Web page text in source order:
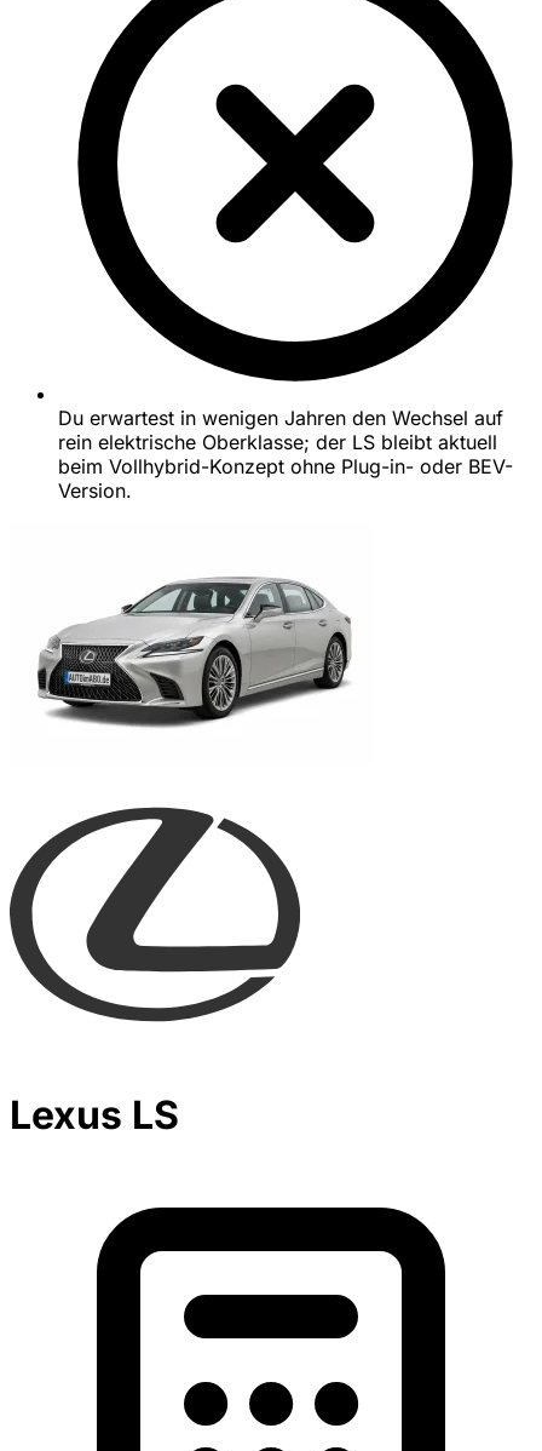
Du erwartest in wenigen Jahren den Wechsel auf
rein elektrische Oberklasse; der LS bleibt aktuell
beim Vollhybrid-Konzept ohne Plug-in- oder BEV-
Version.
Lexus LS